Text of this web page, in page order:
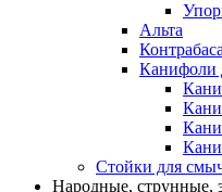
Альта
Контрабаса
Канифоли
Стойки для
Народные, струнные,